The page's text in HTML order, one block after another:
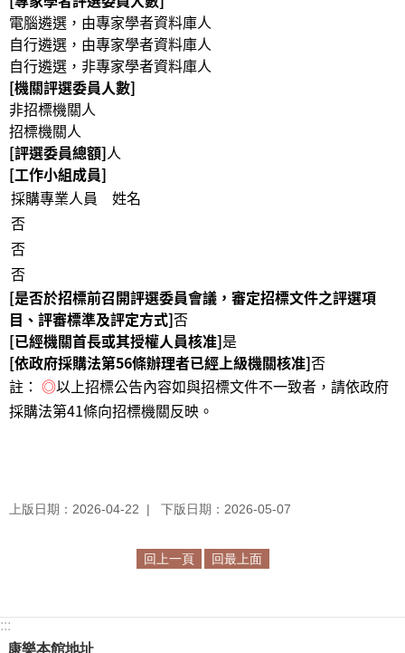
電腦遴選，由專家學者資料庫人
自行遴選，由專家學者資料庫人
自行遴選，非專家學者資料庫人
[機關評選委員人數]
非招標機關人
招標機關人
[評選委員總額]人
[工作小組成員]
採購專業人員
姓名
否
否
否
[是否於招標前召開評選委員會議，審定招標文件之評選項
目、評審標準及評定方式]否
[已經機關首長或其授權人員核准]是
[依政府採購法第56條辦理者已經上級機關核准]否
註： ◎以上招標公告內容如與招標文件不一致者，請依政府
採購法第41條向招標機關反映。
上版日期：2026-04-22 下版日期：2026-05-07
回上一頁 回最上面
:::
康樂本館地址